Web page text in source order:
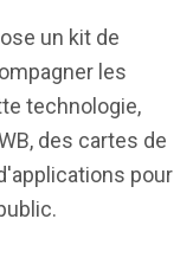
un kit de
les
technologie,
des cartes de
pour